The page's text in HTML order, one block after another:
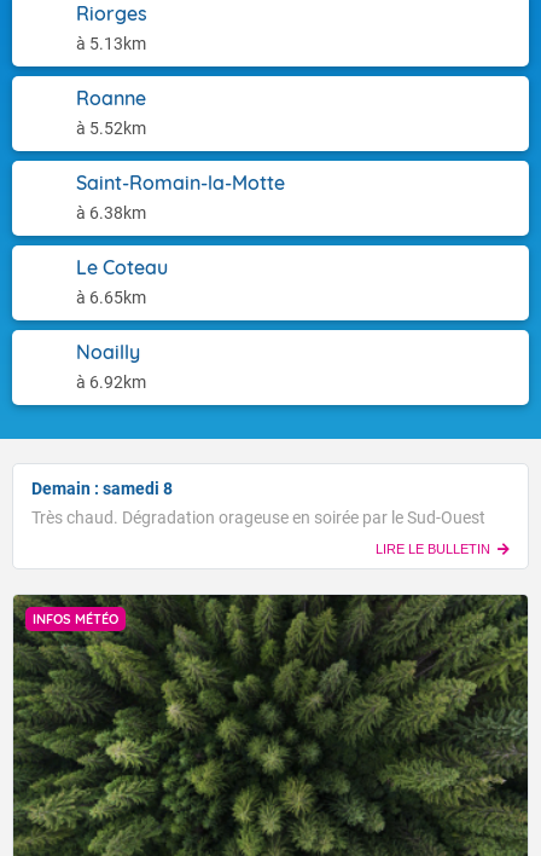
Riorges
à 5.13km
Roanne
à 5.52km
Saint-Romain-la-Motte
à 6.38km
Le Coteau
à 6.65km
Noailly
à 6.92km
Demain : samedi 8
Très chaud. Dégradation orageuse en soirée par le Sud-Ouest
LIRE LE BULLETIN
INFOS MÉTÉO